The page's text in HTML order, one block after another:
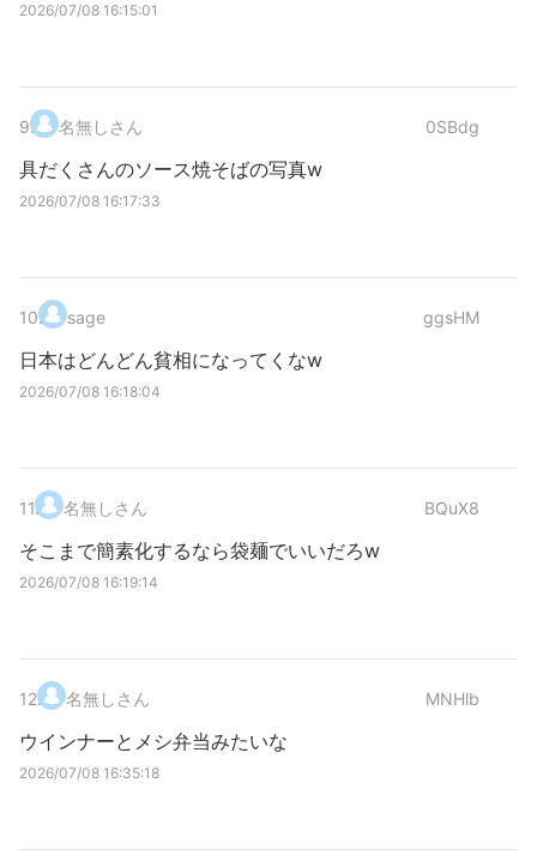
2026/07/08 16:15:01
9. 名無しさん 0SBdg
具だくさんのソース焼そばの写真w
2026/07/08 16:17:33
10. sage ggsHM
日本はどんどん貧相になってくなw
2026/07/08 16:18:04
11. 名無しさん BQuX8
そこまで簡素化するなら袋麺でいいだろw
2026/07/08 16:19:14
12. 名無しさん MNHlb
ウインナーとメシ弁当みたいな
2026/07/08 16:35:18